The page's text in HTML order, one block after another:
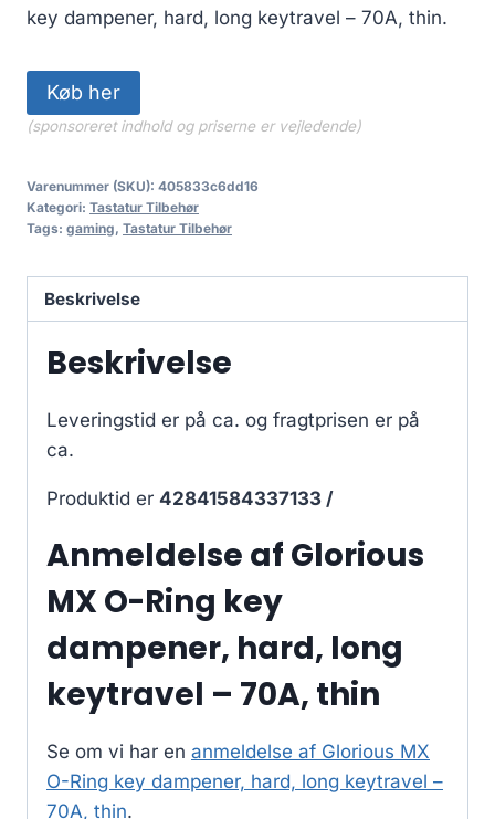
key dampener, hard, long keytravel – 70A, thin.
Køb her
(sponsoreret indhold og priserne er vejledende)
Varenummer (SKU): 405833c6dd16
Kategori: Tastatur Tilbehør
Tags: gaming, Tastatur Tilbehør
Beskrivelse
Beskrivelse
Leveringstid er på ca. og fragtprisen er på
ca.
Produktid er 42841584337133 /
Anmeldelse af Glorious
MX O-Ring key
dampener, hard, long
keytravel – 70A, thin
Se om vi har en anmeldelse af Glorious MX
O-Ring key dampener, hard, long keytravel –
70A, thin.